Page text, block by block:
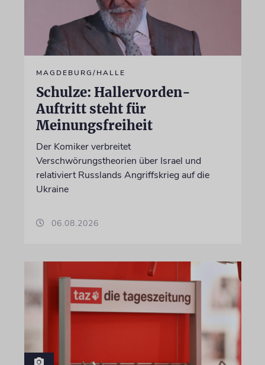
MAGDEBURG/HALLE
Schulze: Hallervorden-
Auftritt steht für
Meinungsfreiheit
Der Komiker verbreitet
Verschwörungstheorien über Israel und
relativiert Russlands Angriffskrieg auf die
Ukraine
06.08.2026